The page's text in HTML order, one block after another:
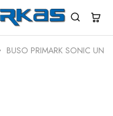
BUSO PRIMARK SONIC